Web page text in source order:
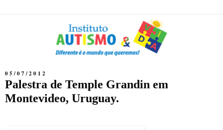
05/07/2012
Palestra de Temple Grandin em
Montevideo, Uruguay.